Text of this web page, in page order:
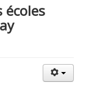
écoles